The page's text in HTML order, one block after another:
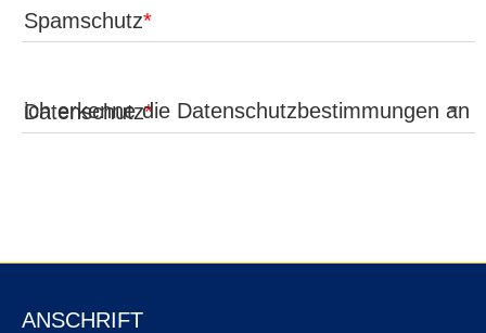
Spamschutz
Datenschutz
ANSCHRIFT